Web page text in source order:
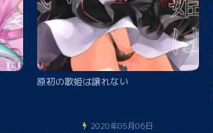
原初の歌姫は譲れない
2020年05月06日